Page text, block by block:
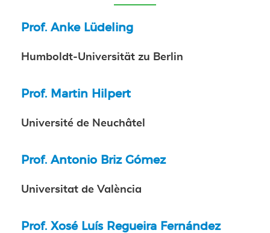
Prof. Anke Lüdeling
Humboldt-Universität zu Berlin
Prof. Martin Hilpert
Université de Neuchâtel
Prof. Antonio Briz Gómez
Universitat de València
Prof. Xosé Luís Regueira Fernández